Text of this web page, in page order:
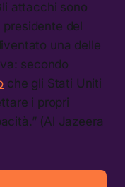
attacchi sono
del
una delle
secondo
che gli Stati Uniti
i propri
(Al Jazeera